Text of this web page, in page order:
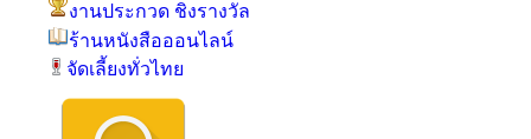
งานประกวด ชิงรางวัล
ร้านหนังสือออนไลน์
จัดเลี้ยงทั่วไทย